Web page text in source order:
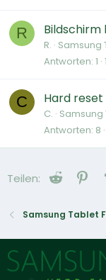
R
R. Samsung
Antworten 1
C Hard
C. Samsung
Antworten 8
Teilen: Reddit
Samsung Tablet